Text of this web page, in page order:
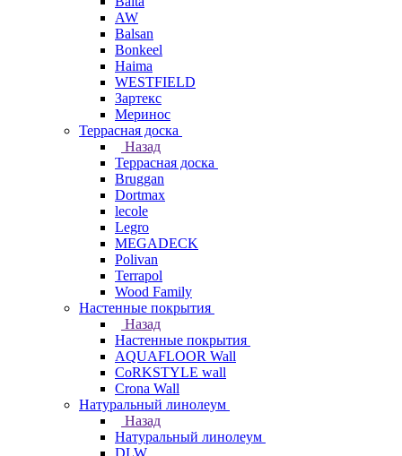
AW
Balsan
Bonkeel
Haima
WESTFIELD
Зартекс
Меринос
Террасная доска
Назад
Террасная доска
Bruggan
Dortmax
lecole
Legro
MEGADECK
Polivan
Terrapol
Wood Family
Настенные покрытия
Назад
Настенные покрытия
AQUAFLOOR Wall
CoRKSTYLE wall
Crona Wall
Натуральный линолеум
Назад
Натуральный линолеум
DLW